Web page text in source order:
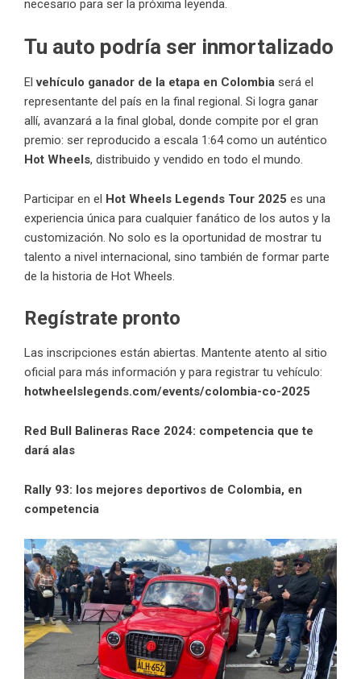
necesario para ser la próxima leyenda.
Tu auto podría ser inmortalizado
Elvehículo ganador de la etapa en Colombia será el
representante del país en la final regional. Si logra ganar
allí, avanzará a la final global, donde compite por el gran
premio: ser reproducido a escala 1:64 como un auténtico
Hot Wheels, distribuido y vendido en todo el mundo.
Participar en el Hot Wheels Legends Tour 2025 es una
experiencia única para cualquier fanático de los autos y la
customización. No solo es la oportunidad de mostrar tu
talento a nivel internacional, sino también de formar parte
de la historia de Hot Wheels.
Regístrate pronto
Las inscripciones están abiertas. Mantente atento al sitio
oficial para más información y para registrar tu vehículo:
hotwheelslegends.com/events/colombia-co-2025
Red Bull Balineras Race 2024: competencia que te
dará alas
Rally 93: los mejores deportivos de Colombia, en
competencia